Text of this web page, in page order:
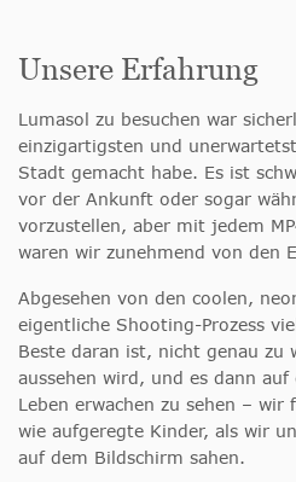
Unsere Erfahrung
Lumasol zu besuchen war
einzigartigsten und
Stadt gemacht habe. Es ist
vor der Ankunft oder sogar
vorzustellen, aber mit jedem
waren wir zunehmend von den
Abgesehen von den coolen,
eigentliche Shooting-Prozess
Beste daran ist, nicht genau zu
aussehen wird, und es dann
Leben erwachen zu sehen – wir
wie aufgeregte Kinder, als wir
auf dem Bildschirm sahen.